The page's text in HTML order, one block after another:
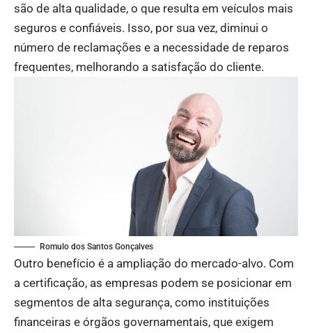
são de alta qualidade, o que resulta em veículos mais
seguros e confiáveis. Isso, por sua vez, diminui o
número de reclamações e a necessidade de reparos
frequentes, melhorando a satisfação do cliente.
Romulo dos Santos Gonçalves
Outro benefício é a ampliação do mercado-alvo. Com
a certificação, as empresas podem se posicionar em
segmentos de alta segurança, como instituições
financeiras e órgãos governamentais, que exigem